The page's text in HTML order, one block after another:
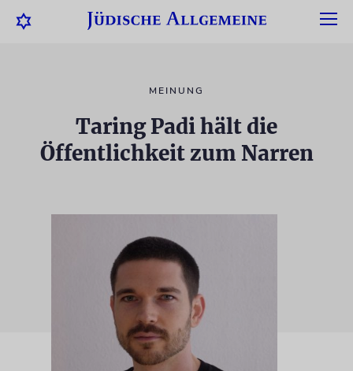
MEINUNG
Taring Padi hält die
Öffentlichkeit zum Narren